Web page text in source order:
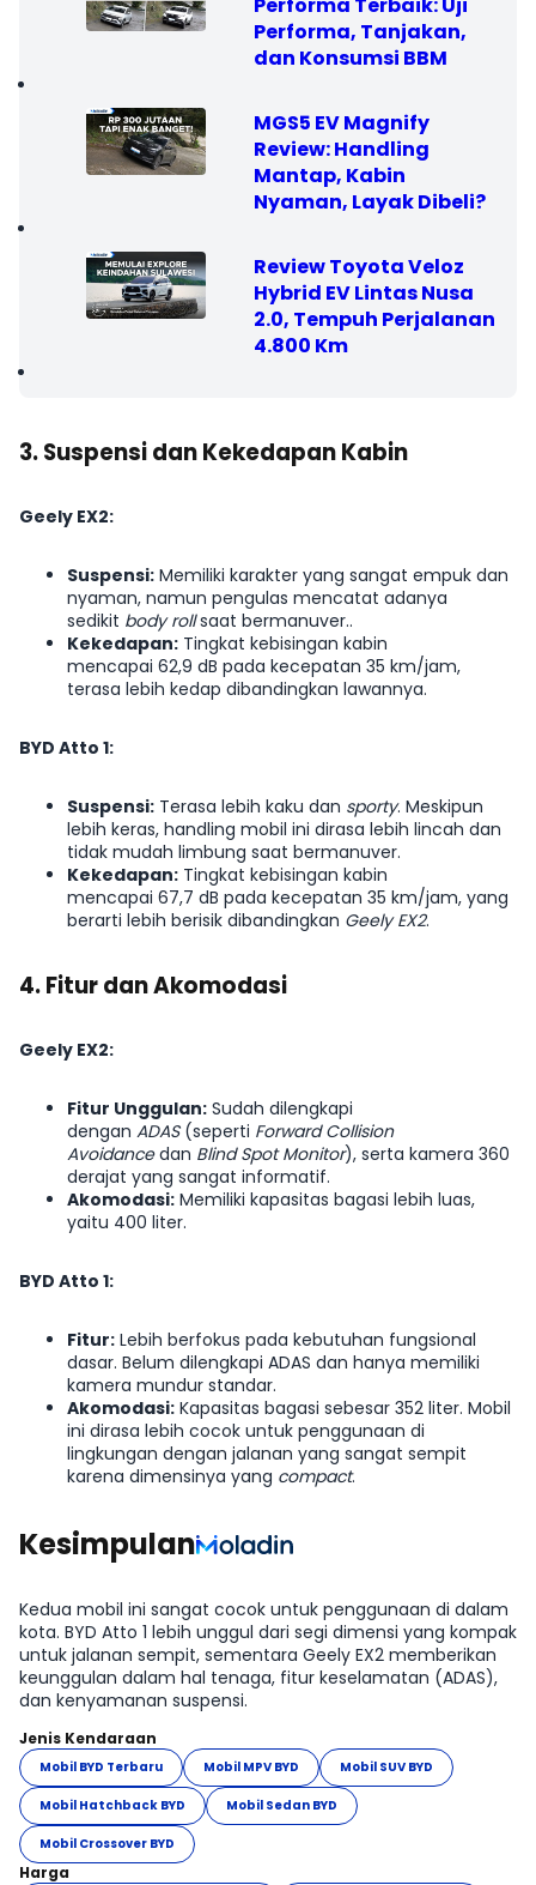
Performa Terbaik: Uji
Performa, Tanjakan,
dan Konsumsi BBM
MGS5 EV Magnify
Review: Handling
Mantap, Kabin
Nyaman, Layak Dibeli?
Review Toyota Veloz
Hybrid EV Lintas Nusa
2.0, Tempuh Perjalanan
4.800 Km
3. Suspensi dan Kekedapan Kabin
Geely EX2:
Suspensi: Memiliki karakter yang sangat empuk dan
nyaman, namun pengulas mencatat adanya
sedikit body rollsaat bermanuver..
Kekedapan: Tingkat kebisingan kabin
mencapai 62,9 dB pada kecepatan 35 km/jam,
terasa lebih kedap dibandingkan lawannya.
BYD Atto 1:
Suspensi: Terasa lebih kaku dan sporty. Meskipun
lebih keras, handling mobil ini dirasa lebih lincah dan
tidak mudah limbung saat bermanuver.
Kekedapan: Tingkat kebisingan kabin
mencapai 67,7 dB pada kecepatan 35 km/jam, yang
berarti lebih berisik dibandingkan Geely EX2.
4. Fitur dan Akomodasi
Geely EX2:
Fitur Unggulan: Sudah dilengkapi
dengan ADAS(seperti Forward Collision
Avoidancedan Blind Spot Monitor), serta kamera 360
derajat yang sangat informatif.
Akomodasi: Memiliki kapasitas bagasi lebih luas,
yaitu 400 liter.
BYD Atto 1:
Fitur: Lebih berfokus pada kebutuhan fungsional
dasar. Belum dilengkapi ADAS dan hanya memiliki
kamera mundur standar.
Akomodasi: Kapasitas bagasi sebesar 352 liter. Mobil
ini dirasa lebih cocok untuk penggunaan di
lingkungan dengan jalanan yang sangat sempit
karena dimensinya yang compact.
Kesimpulan
Kedua mobil ini sangat cocok untuk penggunaan di dalam
kota. BYD Atto 1 lebih unggul dari segi dimensi yang kompak
untuk jalanan sempit, sementara Geely EX2 memberikan
keunggulan dalam hal tenaga, fitur keselamatan (ADAS),
dan kenyamanan suspensi.
Jenis Kendaraan
Mobil BYD Terbaru Mobil MPV BYD Mobil SUV BYD
Mobil Hatchback BYD Mobil Sedan BYD
Mobil Crossover BYD
Harga